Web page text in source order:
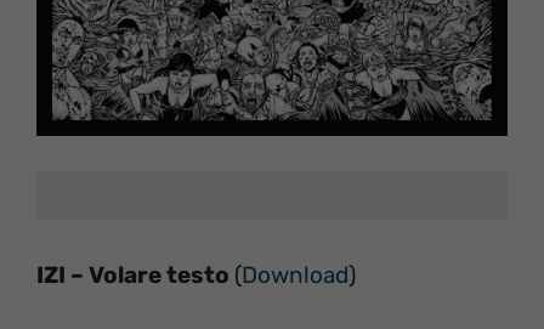
IZI – Volare testo (Download)